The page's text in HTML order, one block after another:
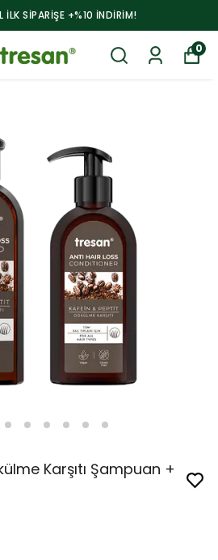
ILK SİPARİŞE +%10 İNDİRİM!
0
Karşıtı Şampuan +